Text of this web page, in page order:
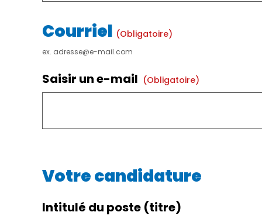
Courriel (obligatoire)
ex. adresse@e-mail.com
Saisir un e-mail (obligatoire)
Votre candidature
Intitulé du poste (titre)